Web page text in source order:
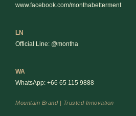
www.facebook.com/monthabetterment
LN
Official Line: @montha
WA
WhatsApp: +66 65 115 9888
Mountain Brand | Trusted Innovation